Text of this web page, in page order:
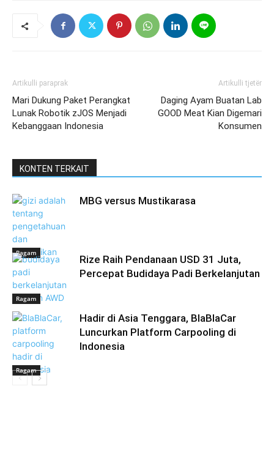
Artikulli paraprak
Mari Dukung Paket Perangkat
Lunak Robotik zJOS Menjadi
Kebanggaan Indonesia
Artikulli tjetër
Daging Ayam Buatan Lab
GOOD Meat Kian Digemari
Konsumen
KONTEN TERKAIT
Ragam
MBG versus Mustikarasa
Ragam
Rize Raih Pendanaan USD 31 Juta,
Percepat Budidaya Padi Berkelanjutan
Ragam
Hadir di Asia Tenggara, BlaBlaCar
Luncurkan Platform Carpooling di
Indonesia